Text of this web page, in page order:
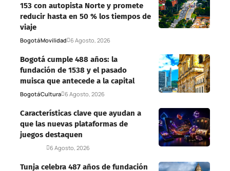
153 con autopista Norte y promete
reducir hasta en 50 % los tiempos de
viaje
BogotáMovilidad 6 Agosto, 2026
Bogotá cumple 488 años: la
fundación de 1538 y el pasado
muisca que antecede a la capital
BogotáCultura 6 Agosto, 2026
Características clave que ayudan a
que las nuevas plataformas de
juegos destaquen
6 Agosto, 2026
Tunja celebra 487 años de fundación